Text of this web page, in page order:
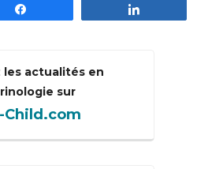
les actualités en
sur
Child.com